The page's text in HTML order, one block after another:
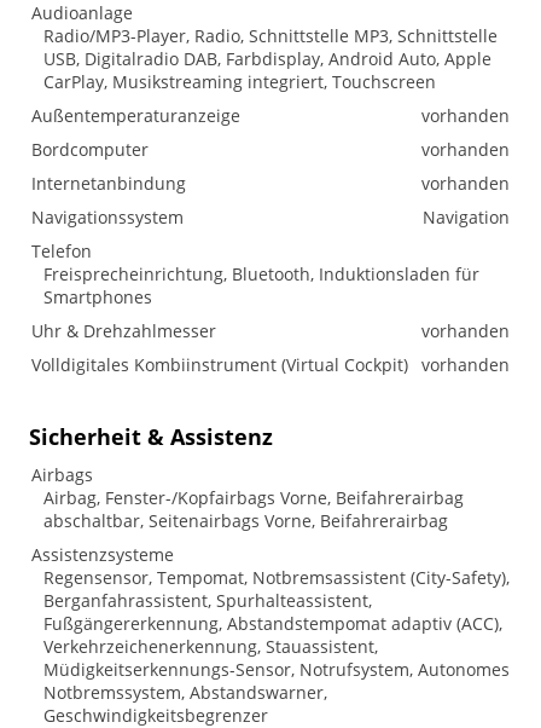
Audioanlage
Radio/MP3-Player, Radio, Schnittstelle MP3, Schnittstelle
USB, Digitalradio DAB, Farbdisplay, Android Auto, Apple
CarPlay, Musikstreaming integriert, Touchscreen
Außentemperaturanzeige
vorhanden
Bordcomputer
vorhanden
Internetanbindung
vorhanden
Navigationssystem
Navigation
Telefon
Freisprecheinrichtung, Bluetooth, Induktionsladen für
Smartphones
Uhr & Drehzahlmesser
vorhanden
Volldigitales Kombiinstrument (Virtual Cockpit) vorhanden
Sicherheit & Assistenz
Airbags
Airbag, Fenster-/Kopfairbags Vorne, Beifahrerairbag
abschaltbar, Seitenairbags Vorne, Beifahrerairbag
Assistenzsysteme
Regensensor, Tempomat, Notbremsassistent (City-Safety),
Berganfahrassistent, Spurhalteassistent,
Fußgängererkennung, Abstandstempomat adaptiv (ACC),
Verkehrzeichenerkennung, Stauassistent,
Müdigkeitserkennungs-Sensor, Notrufsystem, Autonomes
Notbremssystem, Abstandswarner,
Geschwindigkeitsbegrenzer